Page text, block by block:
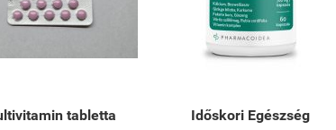
tabletta
Időskori Egészség